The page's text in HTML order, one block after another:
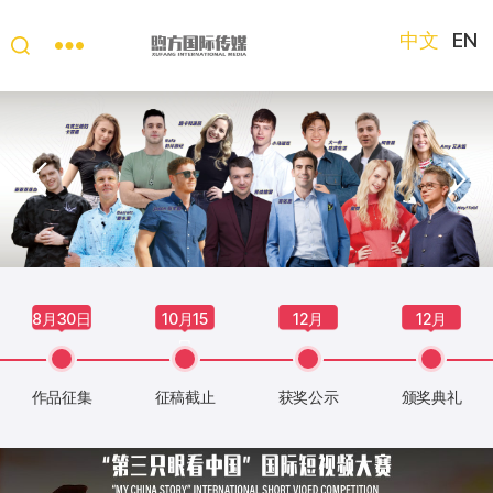
“第
三
只
眼
看
中
国”
国
频
中文 EN
8月30日
作品征集
10月15
日
征稿截止
12月
获奖公示
12月
颁奖典礼